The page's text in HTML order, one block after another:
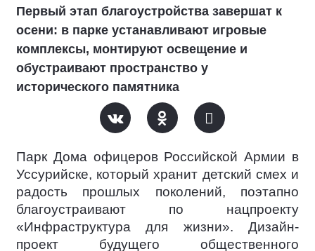
Первый этап благоустройства завершат к
осени: в парке устанавливают игровые
комплексы, монтируют освещение и
обустраивают пространство у
исторического памятника
Парк Дома офицеров Российской Армии в
Уссурийске, который хранит детский смех и
радость прошлых поколений, поэтапно
благоустраивают по нацпроекту
«Инфраструктура для жизни». Дизайн-
проект будущего общественного